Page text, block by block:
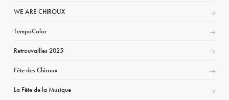
WE ARE CHIROUX
TempoColor
Retrouvailles 2025
Fête des Chiroux
La Fête de la Musique